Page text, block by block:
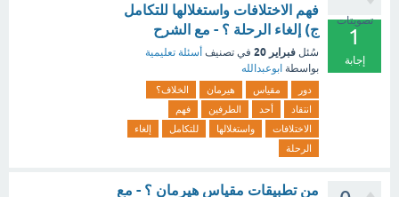
تصويتات
1
إجابة
فهم الاختلافات واستغلالها للتكامل
ج) إلغاء الرحلة ؟ - مع الشرح
سُئل فبراير 20 في تصنيف أسئلة تعليمية
بواسطة ابوعبدالله
دور مقياس هيرمان
الخلاف؟
انتقاد
أحد الطرفين
فهم
الاختلافات
واستغلالها للتكامل
إلغاء
الرحلة
من تطبيقات مقياس هيرمان ؟ - مع